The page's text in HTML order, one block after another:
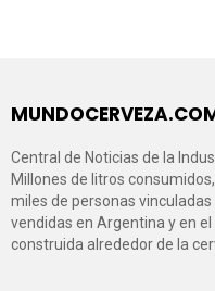
Central de Noticias de la
Millones de litros
miles de personas
vendidas en Argentina y en
construida alrededor de la